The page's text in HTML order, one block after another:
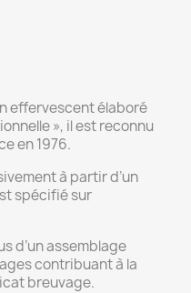
effervescent élaboré
», il est reconnu
en 1976.
à partir d’un
spécifié sur
d’un assemblage
contribuant à la
breuvage.